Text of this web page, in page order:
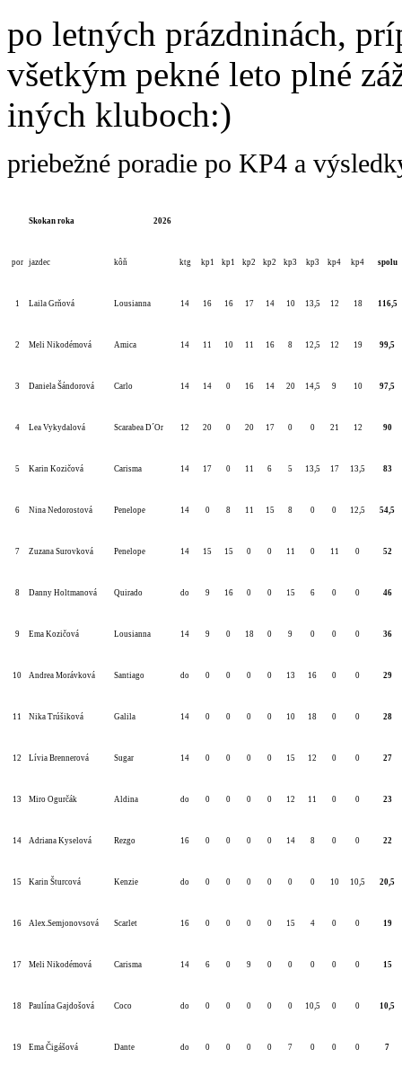
po letných prázdninách,
všetkým pekné leto plné
iných kluboch:)
priebežné poradie po KP4 a
Skokan roka 2026
por jazdec kôň ktg kp1 kp1 kp2 kp2 kp3 kp3 kp4 kp4 spolu
1 Laila Grňová Lousianna 14 16 16 17 14 10 13,5 12 18 116,5
2 Meli Nikodémová Amica 14 11 10 11 16 8 12,5 12 19 99,5
3 Daniela Šándorová Carlo 14 14 0 16 14 20 14,5 9 10 97,5
4 Lea Vykydalová Scarabea D´Or 12 20 0 20 17 0 0 21 12 90
5 Karin Kozičová Carisma 14 17 0 11 6 5 13,5 17 13,5 83
6 Nina Nedorostová Penelope 14 0 8 11 15 8 0 0 12,5 54,5
7 Zuzana Surovková Penelope 14 15 15 0 0 11 0 11 0 52
8 Danny Holtmanová Quirado do 9 16 0 0 15 6 0 0 46
9 Ema Kozičová Lousianna 14 9 0 18 0 9 0 0 0 36
10 Andrea Morávková Santiago do 0 0 0 0 13 16 0 0 29
11 Nika Trúšiková Galila 14 0 0 0 0 10 18 0 0 28
12 Lívia Brennerová Sugar 14 0 0 0 0 15 12 0 0 27
13 Miro Ogurčák Aldina do 0 0 0 0 12 11 0 0 23
14 Adriana Kyselová Rezgo 16 0 0 0 0 14 8 0 0 22
15 Karin Šturcová Kenzie do 0 0 0 0 0 0 10 10,5 20,5
16 Alex.Semjonovsová Scarlet 16 0 0 0 0 15 4 0 0 19
17 Meli Nikodémová Carisma 14 6 0 9 0 0 0 0 0 15
18 Paulína Gajdošová Coco do 0 0 0 0 0 10,5 0 0 10,5
19 Ema Čigášová Dante do 0 0 0 0 7 0 0 0 7